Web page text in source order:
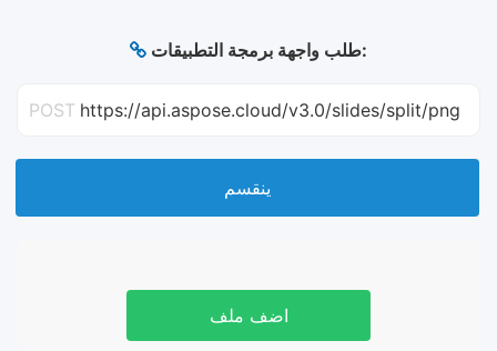
طلب واجهة برمجة التطبيقات:
POST https://api.aspose.cloud/v3.0/slides/split/png
ينقسم
اضف ملف